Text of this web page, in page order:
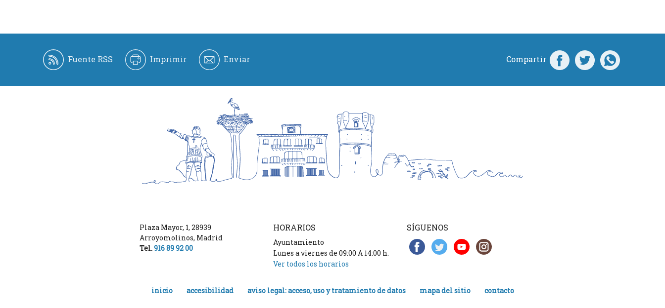
Fuente RSS Imprimir Enviar Compartir
Plaza Mayor, 1, 28939
Arroyomolinos, Madrid
Tel.916 89 92 00
HORARIOS
Ayuntamiento
Lunes a viernes de 09:00 A 14:00 h.
Ver todos los horarios
SÍGUENOS
inicio accesibilidad aviso legal: acceso, uso y tratamiento de datos mapa del sitio contacto